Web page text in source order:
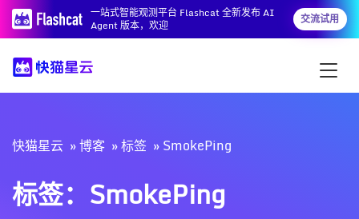
一站式智能观测平台 Flashcat 全新发布 AI
Agent 版本，欢迎
交流试用
快猫星云 博客 标签 SmokePing
标签：SmokePing